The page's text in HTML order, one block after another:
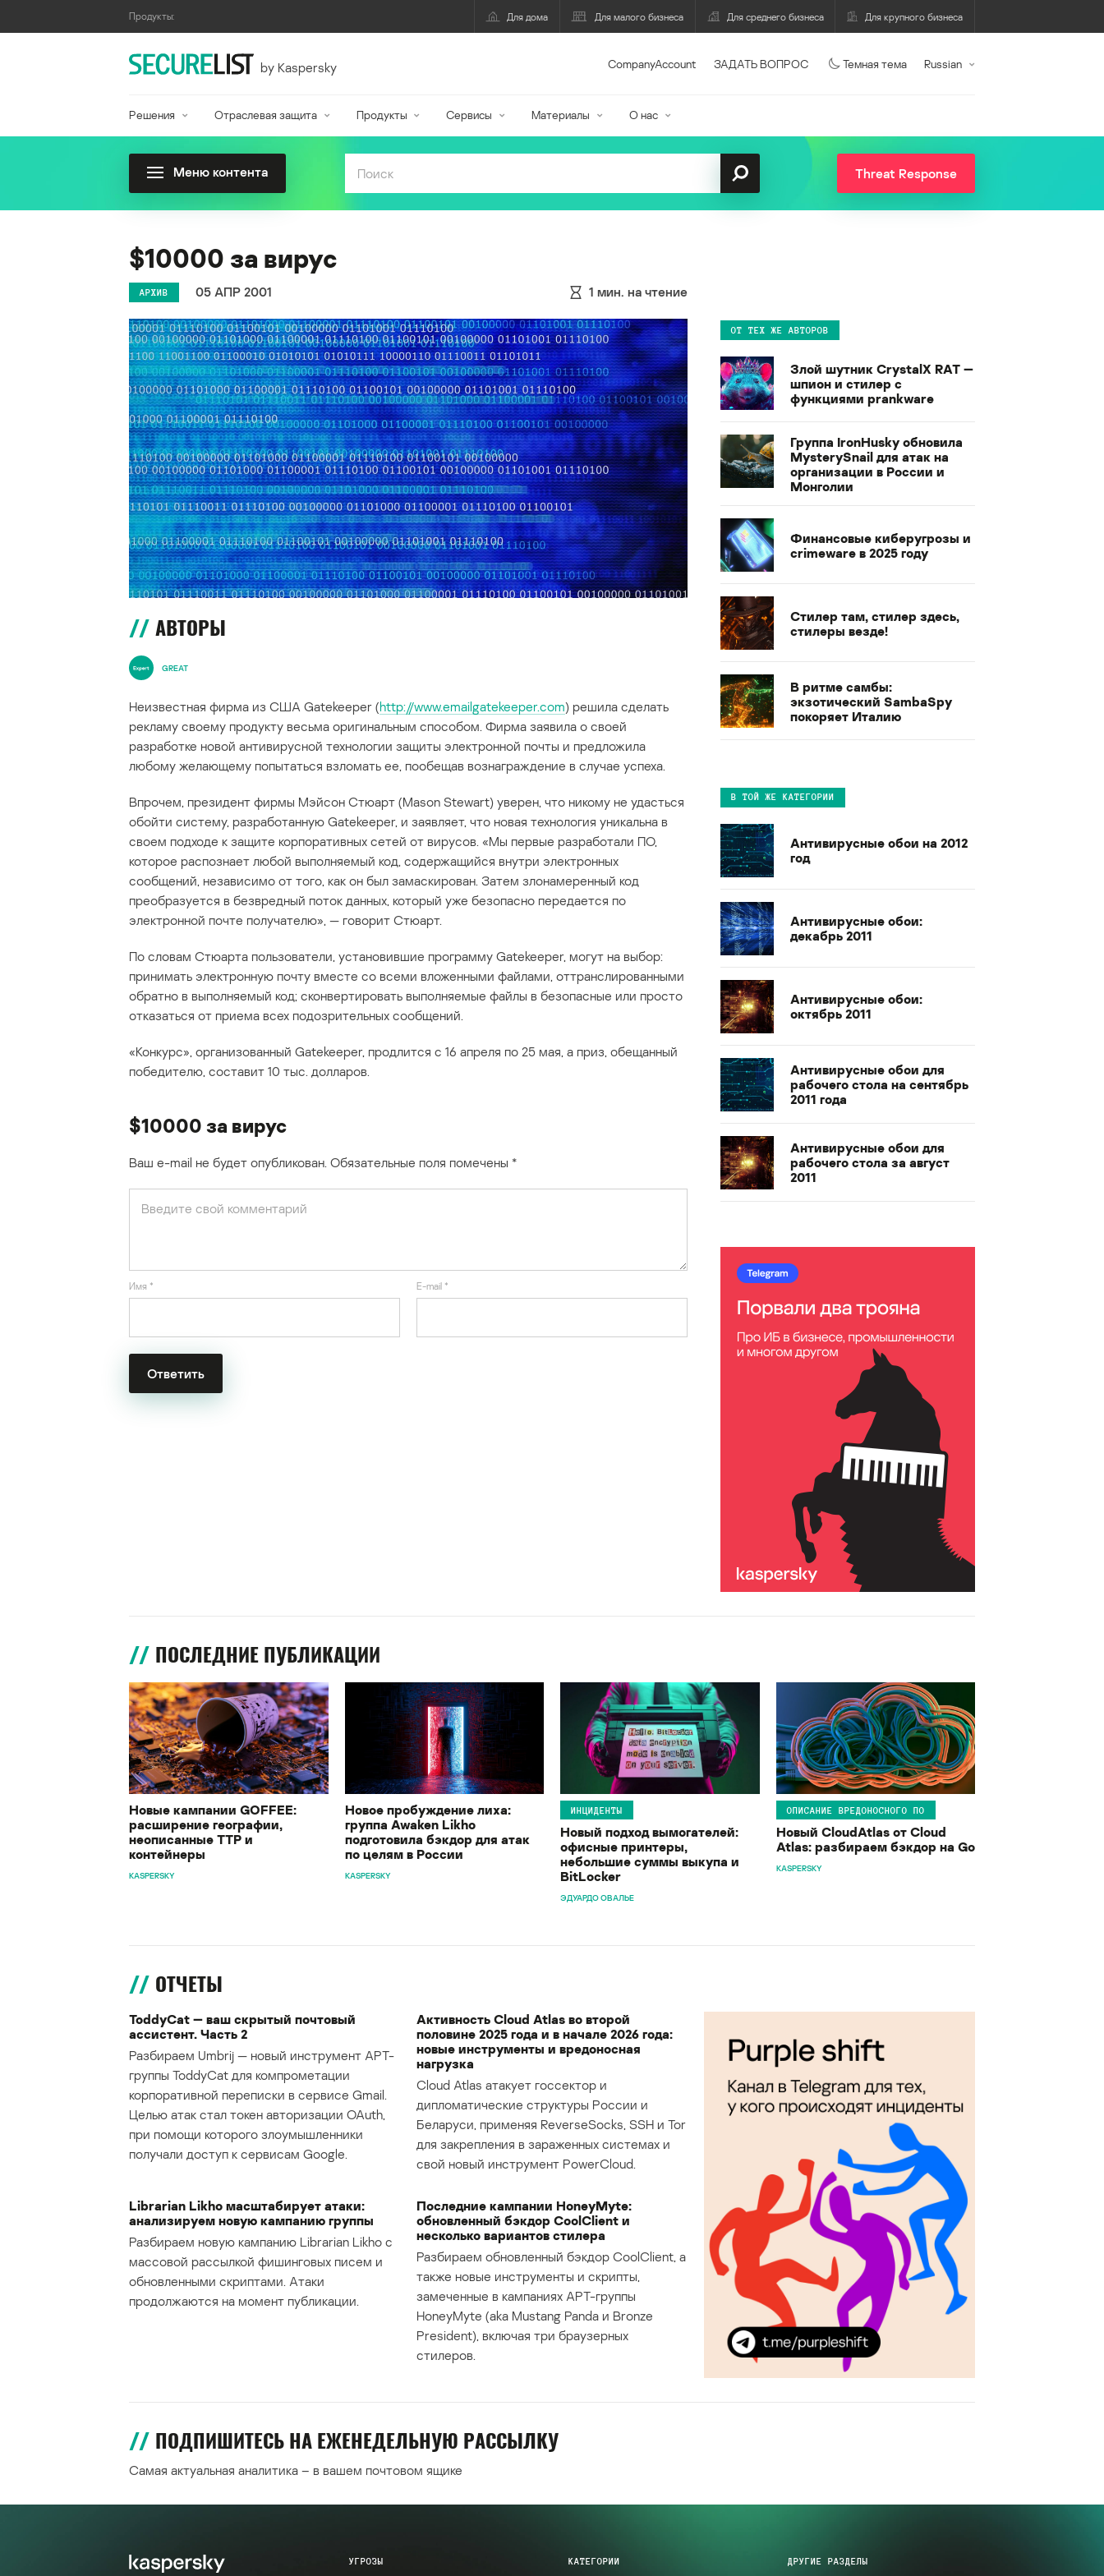
Продукты: Для дома Для малого бизнеса Для среднего бизнеса Для крупного бизнеса
by Kaspersky CompanyAccount ЗАДАТЬ ВОПРОС Темная тема Russian
Решения Отраслевая защита Продукты Сервисы Материалы О нас
Меню контента Threat Response
$10000 за вирус
АРХИВ 05 АПР 2001 1 мин. на чтение
АВТОРЫ
GREAT
Неизвестная фирма из США Gatekeeper (http://www.emailgatekeeper.com) решила сделать
рекламу своему продукту весьма оригинальным способом. Фирма заявила о своей
разработке новой антивирусной технологии защиты электронной почты и предложила
любому желающему попытаться взломать ее, пообещав вознаграждение в случае успеха.
Впрочем, президент фирмы Мэйсон Стюарт (Mason Stewart) уверен, что никому не удасться
обойти систему, разработанную Gatekeeper, и заявляет, что новая технология уникальна в
своем подходе к защите корпоративных сетей от вирусов. «Мы первые разработали ПО,
которое распознает любой выполняемый код, содержащийся внутри электронных
сообщений, независимо от того, как он был замаскирован. Затем злонамеренный код
преобразуется в безвредный поток данных, который уже безопасно передается по
электронной почте получателю», — говорит Стюарт.
По словам Стюарта пользователи, установившие программу Gatekeeper, могут на выбор:
принимать электронную почту вместе со всеми вложенными файлами, оттранслированными
обратно в выполняемый код; сконвертировать выполняемые файлы в безопасные или просто
отказаться от приема всех подозрительных сообщений.
«Конкурс», организованный Gatekeeper, продлится с 16 апреля по 25 мая, а приз, обещанный
победителю, составит 10 тыс. долларов.
$10000 за вирус
Ваш e-mail не будет опубликован. Обязательные поля помечены *
Имя * E-mail *
ОТ ТЕХ ЖЕ АВТОРОВ
Злой шутник CrystalX RAT —
шпион и стилер с
функциями prankware
Группа IronHusky обновила
MysterySnail для атак на
организации в России и
Монголии
Финансовые киберугрозы и
crimeware в 2025 году
Стилер там, стилер здесь,
стилеры везде!
В ритме самбы:
экзотический SambaSpy
покоряет Италию
В ТОЙ ЖЕ КАТЕГОРИИ
Антивирусные обои на 2012
год
Антивирусные обои:
декабрь 2011
Антивирусные обои:
октябрь 2011
Антивирусные обои для
рабочего стола на сентябрь
2011 года
Антивирусные обои для
рабочего стола за август
2011
ПОСЛЕДНИЕ ПУБЛИКАЦИИ
Новые кампании GOFFEE:
расширение географии,
неописанные TTP и
контейнеры
KASPERSKY
Новое пробуждение лиха:
группа Awaken Likho
подготовила бэкдор для атак
по целям в России
KASPERSKY
ИНЦИДЕНТЫ
Новый подход вымогателей:
офисные принтеры,
небольшие суммы выкупа и
BitLocker
ЭДУАРДО ОВАЛЬЕ
ОПИСАНИЕ ВРЕДОНОСНОГО ПО
Новый CloudAtlas от Cloud
Atlas: разбираем бэкдор на Go
KASPERSKY
ОТЧЕТЫ
ToddyCat — ваш скрытый почтовый
ассистент. Часть 2
Разбираем Umbrij — новый инструмент APT-
группы ToddyCat для компрометации
корпоративной переписки в сервисе Gmail.
Целью атак стал токен авторизации OAuth,
при помощи которого злоумышленники
получали доступ к сервисам Google.
Активность Cloud Atlas во второй
половине 2025 года и в начале 2026 года:
новые инструменты и вредоносная
нагрузка
Cloud Atlas атакует госсектор и
дипломатические структуры России и
Беларуси, применяя ReverseSocks, SSH и Tor
для закрепления в зараженных системах и
свой новый инструмент PowerCloud.
Librarian Likho масштабирует атаки:
анализируем новую кампанию группы
Разбираем новую кампанию Librarian Likho с
массовой рассылкой фишинговых писем и
обновленными скриптами. Атаки
продолжаются на момент публикации.
Последние кампании HoneyMyte:
обновленный бэкдор CoolClient и
несколько вариантов стилера
Разбираем обновленный бэкдор CoolClient, а
также новые инструменты и скрипты,
замеченные в кампаниях APT-группы
HoneyMyte (aka Mustang Panda и Bronze
President), включая три браузерных
стилеров.
ПОДПИШИТЕСЬ НА ЕЖЕНЕДЕЛЬНУЮ РАССЫЛКУ
Самая актуальная аналитика – в вашем почтовом ящике
УГРОЗЫ КАТЕГОРИИ ДРУГИЕ РАЗДЕЛЫ